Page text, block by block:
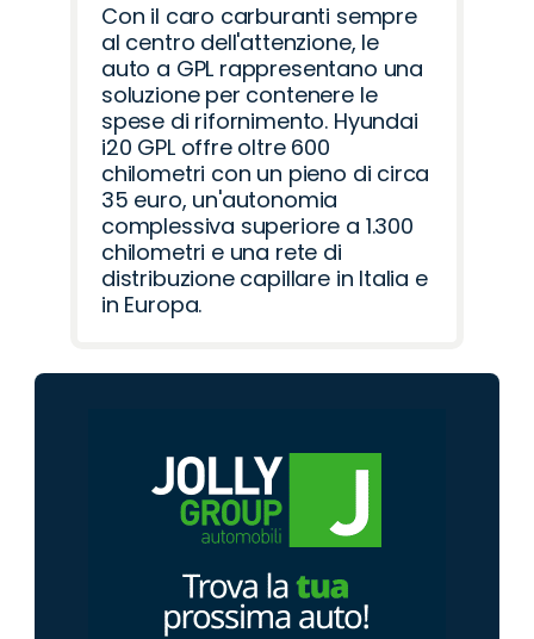
Con il caro carburanti sempre
al centro dell'attenzione, le
auto a GPL rappresentano una
soluzione per contenere le
spese di rifornimento. Hyundai
i20 GPL offre oltre 600
chilometri con un pieno di circa
35 euro, un'autonomia
complessiva superiore a 1.300
chilometri e una rete di
distribuzione capillare in Italia e
in Europa.